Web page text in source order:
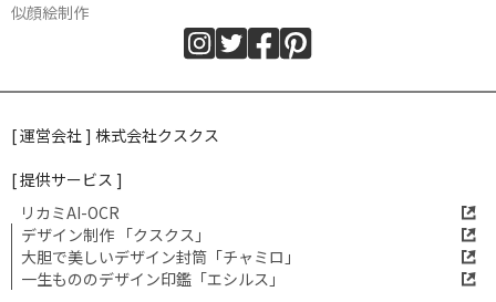
似顔絵制作
[ 運営会社 ] 株式会社クスクス
[ 提供サービス ]
リカミAI-OCR
デザイン制作 「クスクス」
大胆で美しいデザイン封筒「チャミロ」
一生もののデザイン印鑑「エシルス」